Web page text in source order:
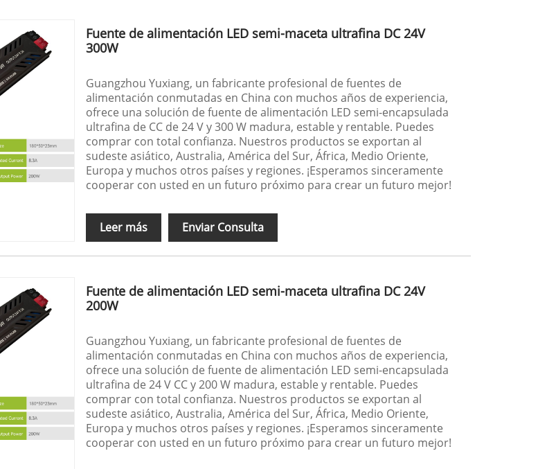
Fuente de alimentación LED semi-maceta ultrafina DC 24V
300W
Guangzhou Yuxiang, un fabricante profesional de fuentes de
alimentación conmutadas en China con muchos años de experiencia,
ofrece una solución de fuente de alimentación LED semi-encapsulada
ultrafina de CC de 24 V y 300 W madura, estable y rentable. Puedes
comprar con total confianza. Nuestros productos se exportan al
sudeste asiático, Australia, América del Sur, África, Medio Oriente,
Europa y muchos otros países y regiones. ¡Esperamos sinceramente
cooperar con usted en un futuro próximo para crear un futuro mejor!
Leer más Enviar Consulta
Fuente de alimentación LED semi-maceta ultrafina DC 24V
200W
Guangzhou Yuxiang, un fabricante profesional de fuentes de
alimentación conmutadas en China con muchos años de experiencia,
ofrece una solución de fuente de alimentación LED semi-encapsulada
ultrafina de 24 V CC y 200 W madura, estable y rentable. Puedes
comprar con total confianza. Nuestros productos se exportan al
sudeste asiático, Australia, América del Sur, África, Medio Oriente,
Europa y muchos otros países y regiones. ¡Esperamos sinceramente
cooperar con usted en un futuro próximo para crear un futuro mejor!